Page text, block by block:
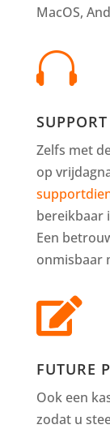
MacOS,

Zelfs met
op
bereikbaar
Een
onmisbaar

FUTURE
Ook een
zodat u